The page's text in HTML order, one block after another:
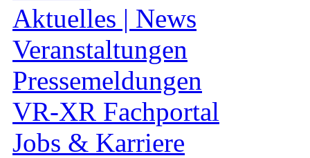
Aktuelles | News
Veranstaltungen
Pressemeldungen
VR-XR Fachportal
Jobs & Karriere